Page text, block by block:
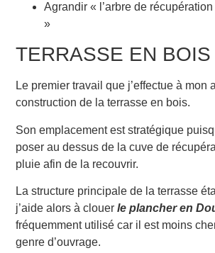
Agrandir « l’arbre de
»
TERRASSE EN BOIS
Le premier travail que j’effectue à mon
construction de la terrasse en bois.
Son emplacement est stratégique
poser au dessus de la cuve de
pluie afin de la recouvrir.
La structure principale de la terrasse
j’aide alors à clouerle plancher en
fréquemment utilisé car il est moins
genre d’ouvrage.